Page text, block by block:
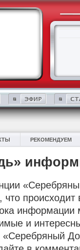
РЕКОМЕНДУЕМ
происходит
информации
и
«Серебряный